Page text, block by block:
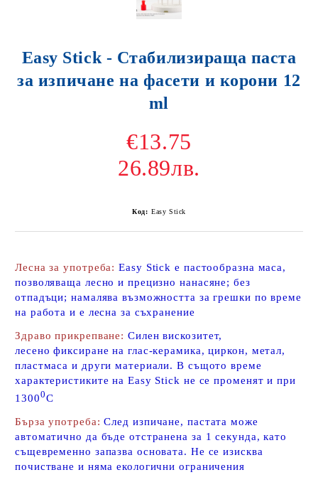
Easy Stick - Стабилизираща паста
за изпичане на фасети и корони 12
ml
€13.75
26.89лв.
Код: Easy Stick
Лесна за употреба: Easy Stick е пастообразна маса,
позволяваща лесно и прецизно нанасяне; без
отпадъци; намалява възможността за грешки по време
на работа и e леснa за съхранение
Здраво прикрепване: Силен вискозитет,
лесено фиксиране на глас-керамика, циркон, метал,
пластмаса и други материали. В същото време
характеристиките на Easy Stick не се променят и при
13000С
Бърза употреба:След изпичане, пастата може
автоматично да бъде отстранена за 1 секунда, като
същевременно запазва основата. Не се изисква
почистване и няма екологични ограничения